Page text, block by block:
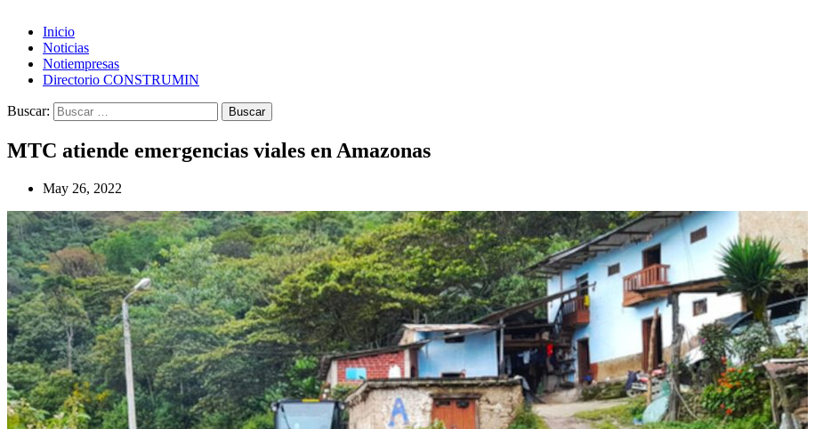
Inicio
Noticias
Notiempresas
Directorio CONSTRUMIN
Buscar:
MTC atiende emergencias viales en Amazonas
May 26, 2022